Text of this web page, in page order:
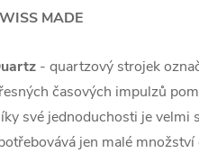
MADE
- quartzový strojek
časových impulzů
své jednoduchosti je velmi
jen malé